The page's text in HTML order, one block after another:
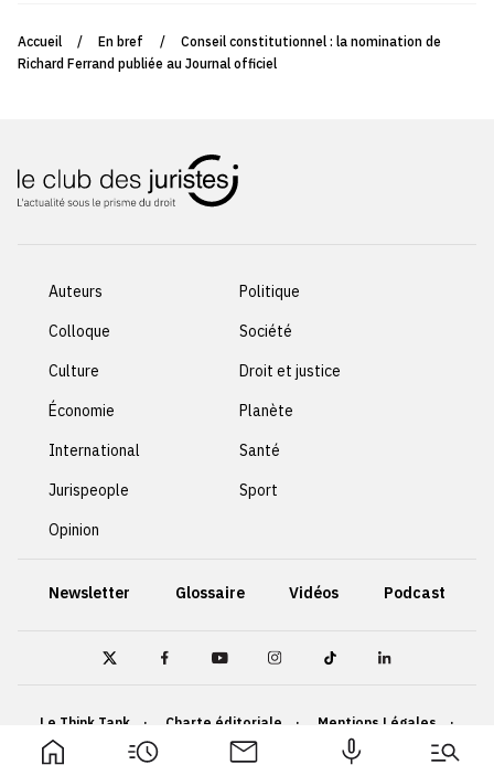
Accueil / En bref /
Conseil constitutionnel : la nomination de
Richard Ferrand publiée au Journal officiel
Auteurs
Colloque
Culture
Économie
International
Jurispeople
Opinion
Politique
Société
Droit et justice
Planète
Santé
Sport
Newsletter Glossaire Vidéos Podcast
Le Think Tank Charte éditoriale
Mentions Légales
Politique de confidentialité
Cookies